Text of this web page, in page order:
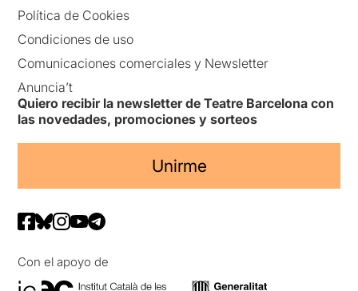
Política de Cookies
Condiciones de uso
Comunicaciones comerciales y Newsletter
Anuncia’t
Quiero recibir la newsletter de Teatre Barcelona con
las novedades, promociones y sorteos
Unirme
Con el apoyo de